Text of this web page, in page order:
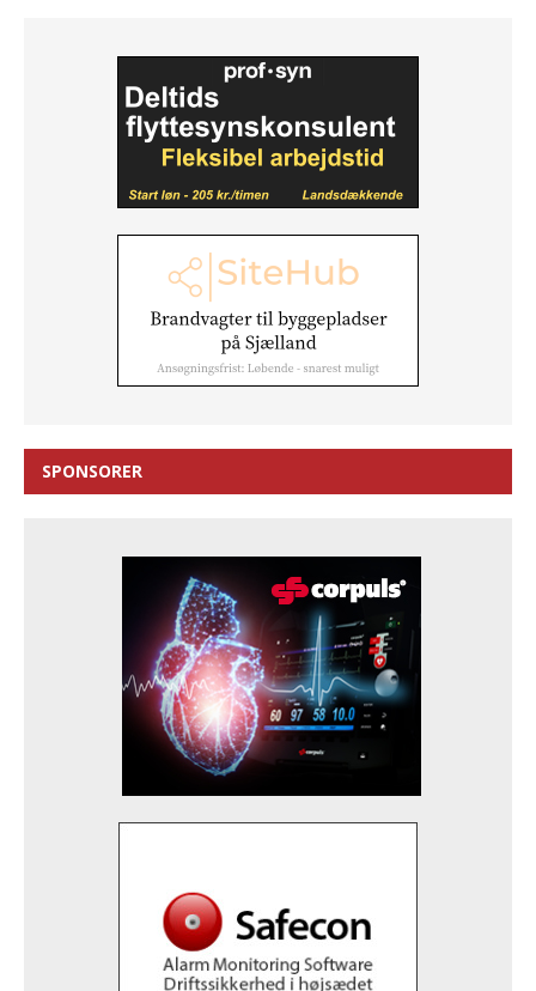
SPONSORER